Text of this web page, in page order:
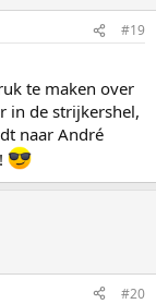
#19
te maken over
in de strijkershel,
naar André
#20